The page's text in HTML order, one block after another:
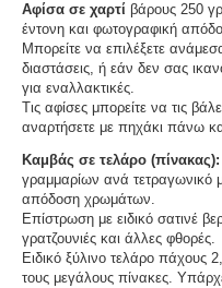
Αφίσα σε χαρτί βάρους 250
έντονη και φωτογραφική
Μπορείτε να επιλέξετε
διαστάσεις, ή εάν δεν σας
για εναλλακτικές.
Τις αφίσες μπορείτε να τις
αναρτήσετε με πηχάκι πάνω
Καμβάς σε τελάρο (πίνακας):
γραμμαρίων ανά τετραγωνικό
απόδοση χρωμάτων.
Επίστρωση με ειδικό σατινέ
γρατζουνιές και άλλες φθορές.
Ειδικό ξύλινο τελάρο πάχους
τους μεγάλους πίνακες.